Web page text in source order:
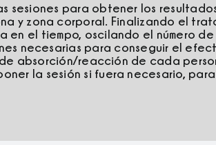
sesiones para obtener los
y zona corporal. Finalizando el
el tiempo, oscilando el número
necesarias para conseguir el
absorción/reacción de cada
la sesión si fuera necesario,